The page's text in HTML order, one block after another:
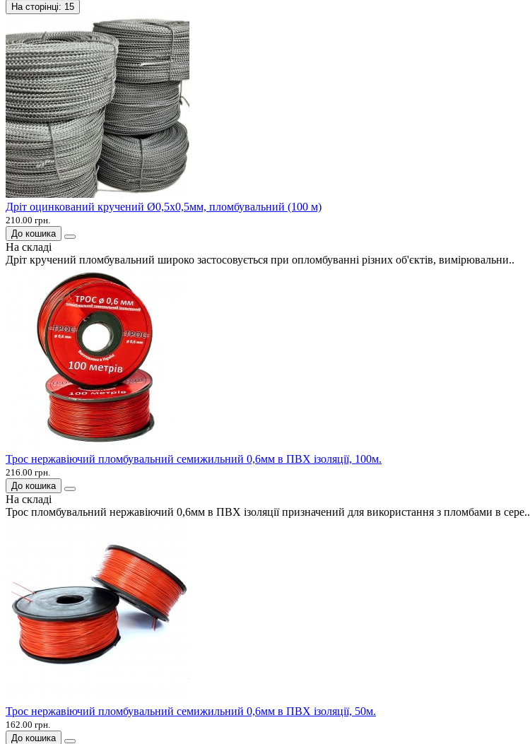
На сторінці: 15
Дріт оцинкований кручений Ø0,5х0,5мм, пломбувальний (100 м)
210.00 грн.
До кошика
На складі
Дріт кручений пломбувальний широко застосовується при опломбуванні різних об'єктів, вимірювальни..
Трос нержавіючий пломбувальний семижильний 0,6мм в ПВХ ізоляції, 100м.
216.00 грн.
До кошика
На складі
Трос пломбувальний нержавіючий 0,6мм в ПВХ ізоляції призначений для використання з пломбами в сере..
Трос нержавіючий пломбувальний семижильний 0,6мм в ПВХ ізоляції, 50м.
162.00 грн.
До кошика